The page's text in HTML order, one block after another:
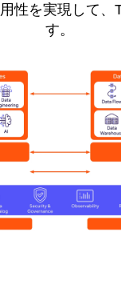
性を実現して、
す。